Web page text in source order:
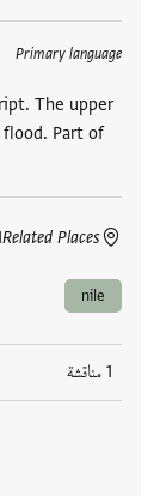
Primary language
The upper
Part of
Related Places
العلامات
nile
1 مناقشة